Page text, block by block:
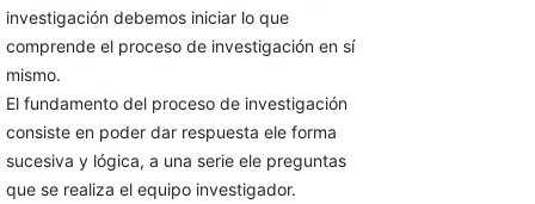
investigación debemos iniciar lo que
comprende el proceso de investigación en sí
mismo.
El fundamento del proceso de investigación
consiste en poder dar respuesta ele forma
sucesiva y lógica, a una serie ele preguntas
que se realiza el equipo investigador.